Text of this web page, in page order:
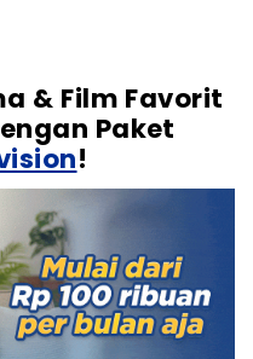
& Film Favorit
Paket
!